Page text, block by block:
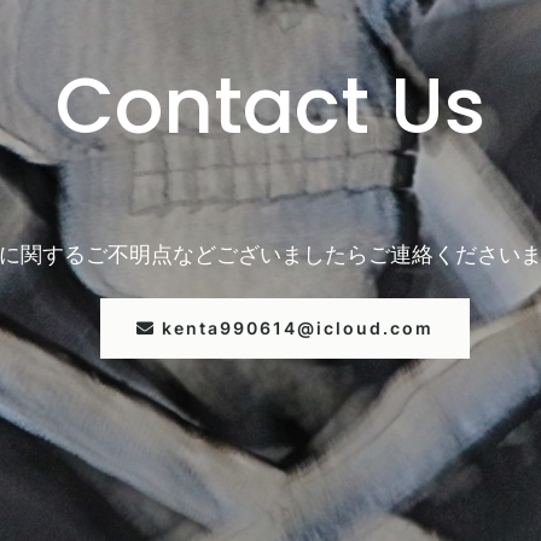
Contact Us
関するご不明点などございましたら ご連絡ください
kenta990614@icloud.com